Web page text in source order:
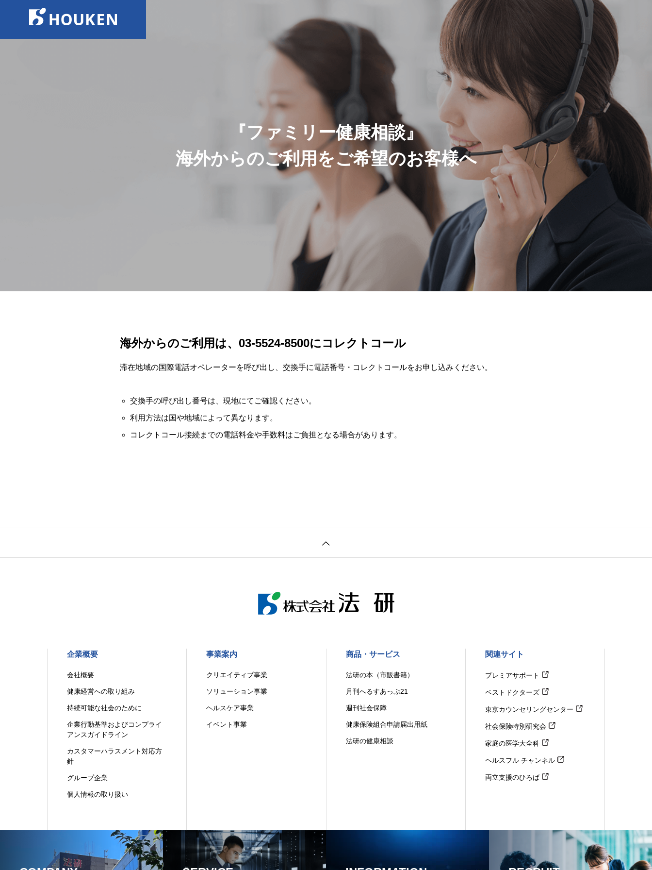
GREETING HEALTH MANAGEMENT
健康経営への取り組み
HISTORY SDGsへの取り組み
持続可能な社会のために
PRIVACY POLICY
個人情報保護方針
企業行動基準およびコンプライアンス
ガイドライン
CUSTOMER
HARASSMENT POLICY
カスタマーハラスメント対応方針
SOLUTION
ソリューション事業
HEALTH CARE
ヘルスケア事業
EVENT
イベント・セミナー
『ファミリー健康相談』
海外からのご利用をご希望のお客様へ
海外からのご利用は、03-5524-8500にコレクトコール
滞在地域の国際電話オペレーターを呼び出し、交換手に電話番号・コレクトコールをお申し込みください。
交換手の呼び出し番号は、現地にてご確認ください。
利用方法は国や地域によって異なります。
コレクトコール接続までの電話料金や手数料はご負担となる場合があります。
企業概要
会社概要
健康経営への取り組み
持続可能な社会のために
企業行動基準およびコンプライ
アンスガイドライン
カスタマーハラスメント対応方
針
グループ企業
個人情報の取り扱い
事業案内
クリエイティブ事業
ソリューション事業
ヘルスケア事業
イベント事業
商品・サービス
法研の本（市販書籍）
月刊へるすあっぷ21
週刊社会保障
健康保険組合申請届出用紙
法研の健康相談
関連サイト
プレミアサポート
ベストドクターズ
東京カウンセリングセンター
社会保険特別研究会
家庭の医学大全科
ヘルスフル チャンネル
両立支援のひろば